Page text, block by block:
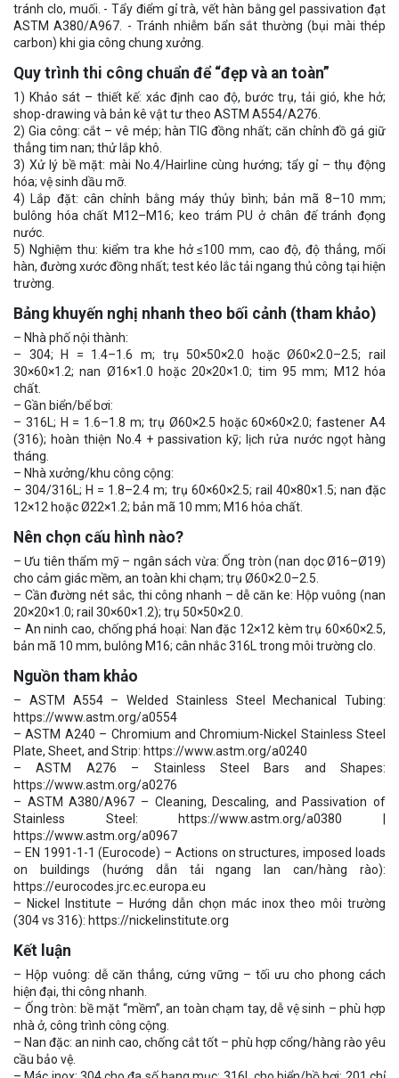
tránh clo, muối. - Tẩy điểm gỉ trà, vết hàn bằng gel passivation đạt
ASTM A380/A967. - Tránh nhiễm bẩn sắt thường (bụi mài thép
carbon) khi gia công chung xưởng.
Quy trình thi công chuẩn để “đẹp và an toàn”
1) Khảo sát – thiết kế: xác định cao độ, bước trụ, tải gió, khe hở;
shop-drawing và bản kê vật tư theo ASTM A554/A276.
2) Gia công: cắt – vê mép; hàn TIG đồng nhất; căn chỉnh đồ gá giữ
thẳng tim nan; thử lắp khô.
3) Xử lý bề mặt: mài No.4/Hairline cùng hướng; tẩy gỉ – thụ động
hóa; vệ sinh dầu mỡ.
4) Lắp đặt: cân chỉnh bằng máy thủy bình; bản mã 8–10 mm;
bulông hóa chất M12–M16; keo trám PU ở chân đế tránh đọng
nước.
5) Nghiệm thu: kiểm tra khe hở ≤100 mm, cao độ, độ thẳng, mối
hàn, đường xước đồng nhất; test kéo lắc tải ngang thủ công tại hiện
trường.
Bảng khuyến nghị nhanh theo bối cảnh (tham khảo)
– Nhà phố nội thành:
– 304; H = 1.4–1.6 m; trụ 50×50×2.0 hoặc Ø60×2.0–2.5; rail
30×60×1.2; nan Ø16×1.0 hoặc 20×20×1.0; tim 95 mm; M12 hóa
chất.
– Gần biển/bể bơi:
– 316L; H = 1.6–1.8 m; trụ Ø60×2.5 hoặc 60×60×2.0; fastener A4
(316); hoàn thiện No.4 + passivation kỹ; lịch rửa nước ngọt hàng
tháng.
– Nhà xưởng/khu công cộng:
– 304/316L; H = 1.8–2.4 m; trụ 60×60×2.5; rail 40×80×1.5; nan đặc
12×12 hoặc Ø22×1.2; bản mã 10 mm; M16 hóa chất.
Nên chọn cấu hình nào?
– Ưu tiên thẩm mỹ – ngân sách vừa: Ống tròn (nan dọc Ø16–Ø19)
cho cảm giác mềm, an toàn khi chạm; trụ Ø60×2.0–2.5.
– Cần đường nét sắc, thi công nhanh – dễ căn ke: Hộp vuông (nan
20×20×1.0; rail 30×60×1.2); trụ 50×50×2.0.
– An ninh cao, chống phá hoại: Nan đặc 12×12 kèm trụ 60×60×2.5,
bản mã 10 mm, bulông M16; cân nhắc 316L trong môi trường clo.
Nguồn tham khảo
– ASTM A554 – Welded Stainless Steel Mechanical Tubing:
https://www.astm.org/a0554
– ASTM A240 – Chromium and Chromium-Nickel Stainless Steel
Plate, Sheet, and Strip: https://www.astm.org/a0240
– ASTM A276 – Stainless Steel Bars and Shapes:
https://www.astm.org/a0276
– ASTM A380/A967 – Cleaning, Descaling, and Passivation of
Stainless Steel: https://www.astm.org/a0380 |
https://www.astm.org/a0967
– EN 1991-1-1 (Eurocode) – Actions on structures, imposed loads
on buildings (hướng dẫn tải ngang lan can/hàng rào):
https://eurocodes.jrc.ec.europa.eu
– Nickel Institute – Hướng dẫn chọn mác inox theo môi trường
(304 vs 316): https://nickelinstitute.org
Kết luận
– Hộp vuông: dễ căn thẳng, cứng vững – tối ưu cho phong cách
hiện đại, thi công nhanh.
– Ống tròn: bề mặt “mềm”, an toàn chạm tay, dễ vệ sinh – phù hợp
nhà ở, công trình công cộng.
– Nan đặc: an ninh cao, chống cắt tốt – phù hợp cổng/hàng rào yêu
cầu bảo vệ.